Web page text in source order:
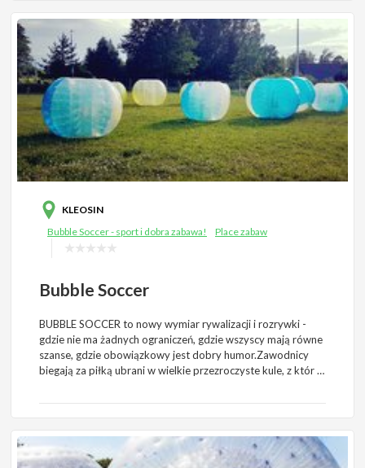
KLEOSIN
Bubble Soccer - sport i dobra zabawa!
Place zabaw
Bubble Soccer
BUBBLE SOCCER to nowy wymiar rywalizacji i rozrywki -
gdzie nie ma żadnych ograniczeń, gdzie wszyscy mają równe
szanse, gdzie obowiązkowy jest dobry humor.Zawodnicy
biegają za piłką ubrani w wielkie przezroczyste kule, z któr …